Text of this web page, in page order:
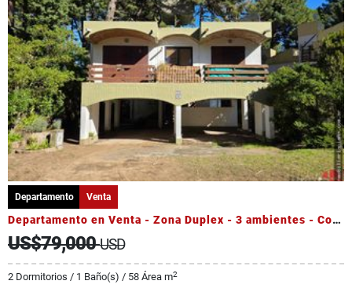
Departamento Venta
Departamento en Venta - Zona Duplex - 3 ambientes - Cochera
US$79,000USD
2 Dormitorios / 1 Baño(s) / 58 Área m2